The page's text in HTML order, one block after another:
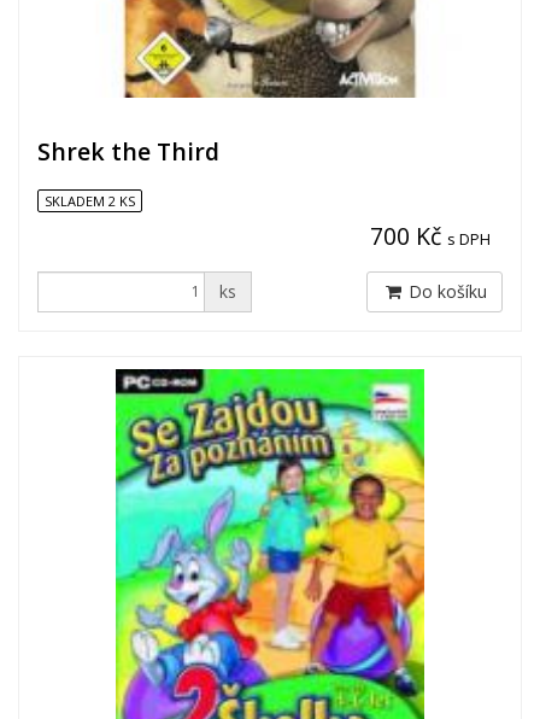
Shrek the Third
SKLADEM 2 KS
700 Kč s DPH
ks Do košíku